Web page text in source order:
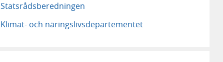
Statsrådsberedningen
Klimat- och näringslivs­departementet